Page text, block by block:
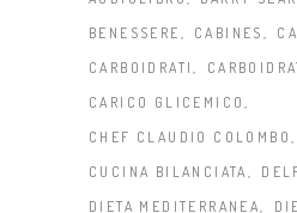
BENESSERE
CABINES
CARBOIDRATI
CARICO GLICEMICO
CHEF CLAUDIO COLOMBO
CUCINA BILANCIATA
DIETA MEDITERRANEA